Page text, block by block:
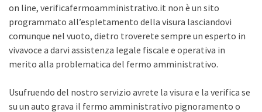
on line, verificafermoamministrativo.it non è un sito
programmato all’espletamento della visura lasciandovi
comunque nel vuoto, dietro troverete sempre un esperto in
vivavoce a darvi assistenza legale fiscale e operativa in
merito alla problematica del fermo amministrativo.
Usufruendo del nostro servizio avrete la visura e la verifica se
su un auto grava il fermo amministrativo pignoramento o